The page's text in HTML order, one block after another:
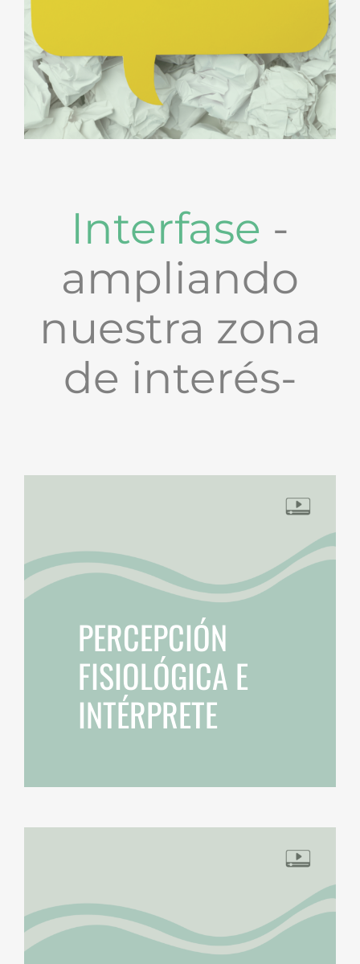
Interfase -
ampliando
nuestra zona
de interés-
PERCEPCIÓN
FISIOLÓGICA E
INTÉRPRETE